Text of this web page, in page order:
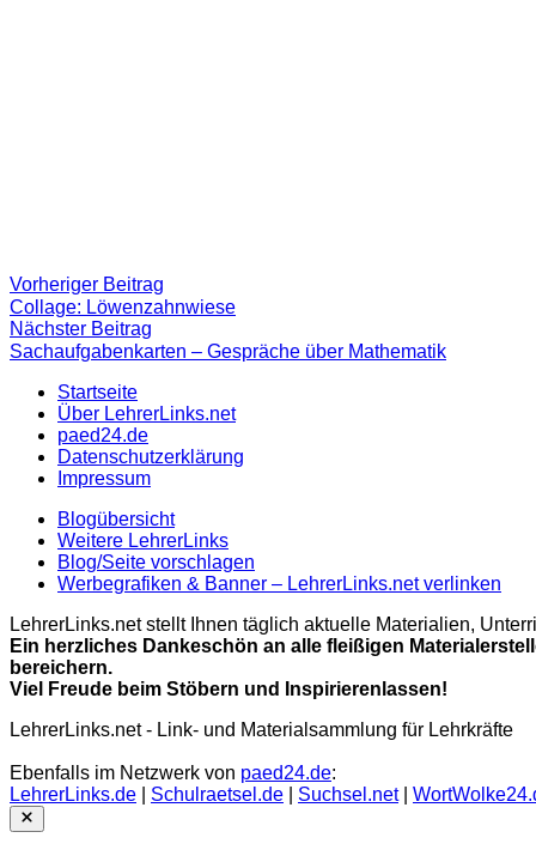
Beitragsnavigation
Vorheriger Beitrag
Beitrag:
Collage: Löwenzahnwiese
Nächster Beitrag
Beitrag
Sachaufgabenkarten – Gespräche über Mathematik
Startseite
Über LehrerLinks.net
paed24.de
Datenschutzerklärung
Impressum
Blogübersicht
Weitere LehrerLinks
Blog/Seite vorschlagen
Werbegrafiken & Banner – LehrerLinks.net verlinken
LehrerLinks.net stellt Ihnen täglich aktuelle Materialien,
Ein herzliches Dankeschön an alle fleißigen
bereichern.
Viel Freude beim Stöbern und Inspirierenlassen!
LehrerLinks.net - Link- und Materialsammlung für Lehrkräfte
Ebenfalls im Netzwerk von paed24.de:
LehrerLinks.de
Schulraetsel.de Suchsel.net|
Close